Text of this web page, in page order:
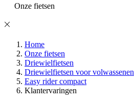
Onze fietsen
Home
Onze fietsen
Driewielfietsen
Driewielfietsen voor volwassenen
Easy rider compact
Klantervaringen